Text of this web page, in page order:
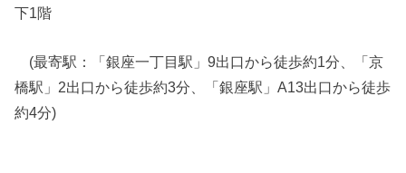
下1階
(最寄駅：「銀座一丁目駅」9出口から徒歩約1分、「京
橋駅」2出口から徒歩約3分、「銀座駅」A13出口から徒歩
約4分)